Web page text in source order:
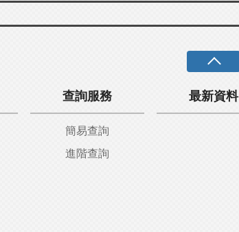
查詢服務
簡易查詢
進階查詢
最新資料